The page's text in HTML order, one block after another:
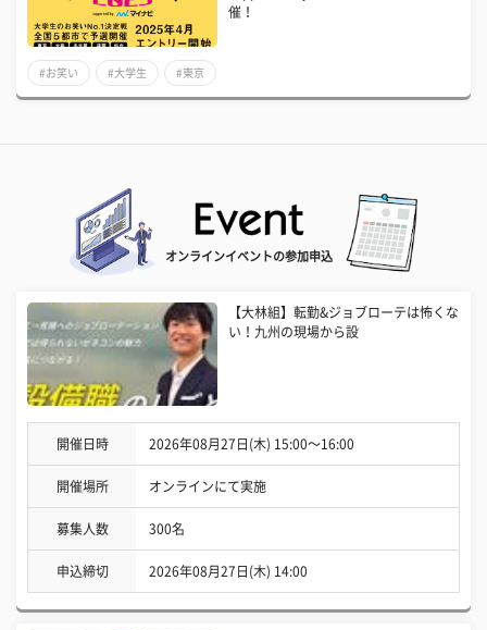
催！
#お笑い #大学生 #東京
オンラインイベントの参加申込
【大林組】転勤&ジョブローテは怖くな
い！九州の現場から設
開催日時 2026年08月27日(木) 15:00〜16:00
開催場所 オンラインにて実施
募集人数 300名
申込締切 2026年08月27日(木) 14:00